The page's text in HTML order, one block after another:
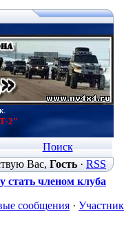
2"
Поиск
Вас, Гость· RSS
стать членом клуба
сообщения ·